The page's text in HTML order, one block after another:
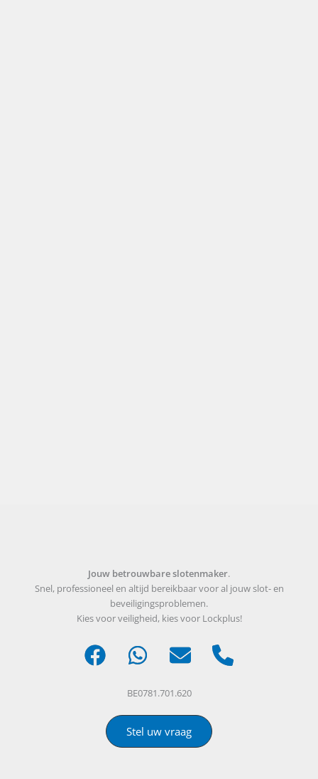
Jouw betrouwbare slotenmaker.
Snel, professioneel en altijd bereikbaar voor al jouw slot- en
beveiligingsproblemen.
Kies voor veiligheid, kies voor Lockplus!
BE0781.701.620
Stel uw vraag